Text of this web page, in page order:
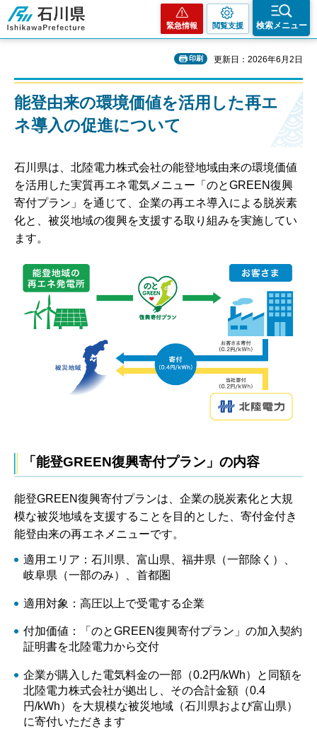
石川県
緊急情報 閲覧支援 検索メニュー
印刷 更新日：2026年6月2日
能登由来の環境価値を活用した再エ
ネ導入の促進について
石川県は、北陸電力株式会社の能登地域由来の環境価値
を活用した実質再エネ電気メニュー「のとGREEN復興
寄付プラン」を通じて、企業の再エネ導入による脱炭素
化と、被災地域の復興を支援する取り組みを実施してい
ます。
「能登GREEN復興寄付プラン」の内容
能登GREEN復興寄付プランは、企業の脱炭素化と大規
模な被災地域を支援することを目的とした、寄付金付き
能登由来の再エネメニューです。
適用エリア：石川県、富山県、福井県（一部除く）、
岐阜県（一部のみ）、首都圏
適用対象：高圧以上で受電する企業
付加価値：「のとGREEN復興寄付プラン」の加入契約
証明書を北陸電力から交付
企業が購入した電気料金の一部（0.2円/kWh）と同額を
北陸電力株式会社が拠出し、その合計金額（0.4
円/kWh）を大規模な被災地域（石川県および富山県）
に寄付いただきます